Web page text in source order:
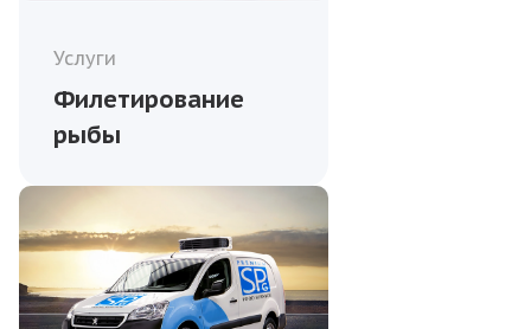
Услуги
Филетирование
рыбы